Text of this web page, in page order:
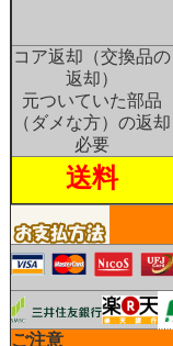
コア返却（交換品の
返却）
元ついていた部品
（ダメな方）の返却
必要
送料
ご注意